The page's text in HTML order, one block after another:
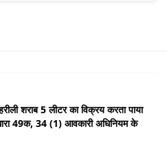
शराब 5 लीटर का विक्रय करता पाया
49क, 34 (1) आवकारी अधिनियम के